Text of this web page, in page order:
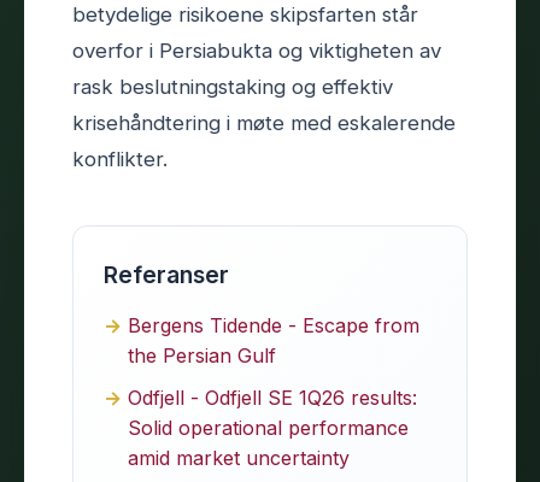
betydelige risikoene skipsfarten står
overfor i Persiabukta og viktigheten av
rask beslutningstaking og effektiv
krisehåndtering i møte med eskalerende
konflikter.
Referanser
Bergens Tidende - Escape from
the Persian Gulf
Odfjell - Odfjell SE 1Q26 results:
Solid operational performance
amid market uncertainty